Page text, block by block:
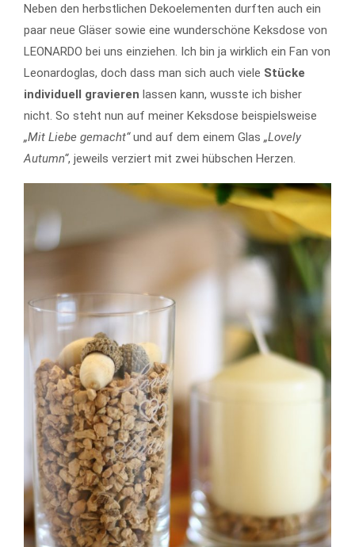
Neben den herbstlichen Dekoelementen durften auch ein
paar neue Gläser sowie eine wunderschöne Keksdose von
LEONARDO bei uns einziehen. Ich bin ja wirklich ein Fan von
Leonardoglas, doch dass man sich auch viele Stücke
individuell gravieren lassen kann, wusste ich bisher
nicht. So steht nun auf meiner Keksdose beispielsweise
„Mit Liebe gemacht“und auf dem einem Glas „Lovely
Autumn“, jeweils verziert mit zwei hübschen Herzen.